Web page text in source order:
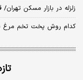
زلزله در بازار مسکن تهران/ قیمت‌ها ۲ برابر شد،
کدام روش پخت تخم مرغ